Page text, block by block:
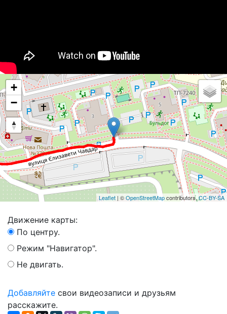
+
−
Leaflet | ©OpenStreetMapcontributors,CC-BY-SA
Движение карты:
По центру.
Режим "Навигатор".
Не двигать.
Добавляйте свои видеозаписи и друзьям
расскажите.